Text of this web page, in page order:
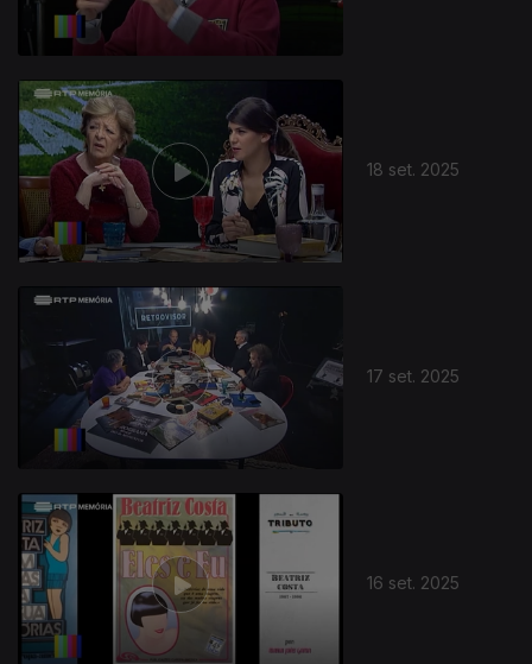
18 set. 2025
17 set. 2025
16 set. 2025